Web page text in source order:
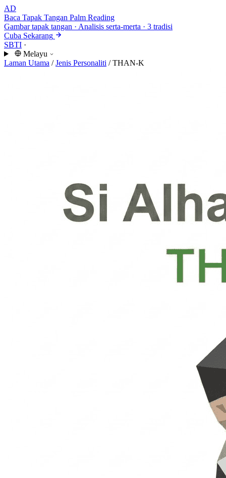
AD
Baca Tapak Tangan Palm Reading
Gambar tapak tangan · Analisis serta-merta · 3 tradisi
Cuba Sekarang
SBTI ·
Melayu
Laman Utama / Jenis Personaliti / THAN-K